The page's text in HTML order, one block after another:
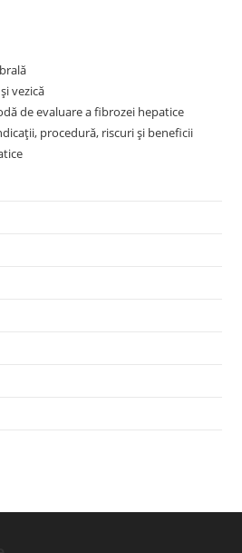
vezică
de evaluare a fibrozei hepatice
procedură, riscuri și beneficii